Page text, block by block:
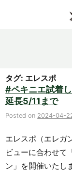
金・プラチナ・
店舗情報
ONLINE STORE
タグ: エレスポ
#ペキニエ試着
延長5/11まで
Posted on 2024-04-
エレスポ（エレガ
ビューに合わせて
ン」を開催いたし